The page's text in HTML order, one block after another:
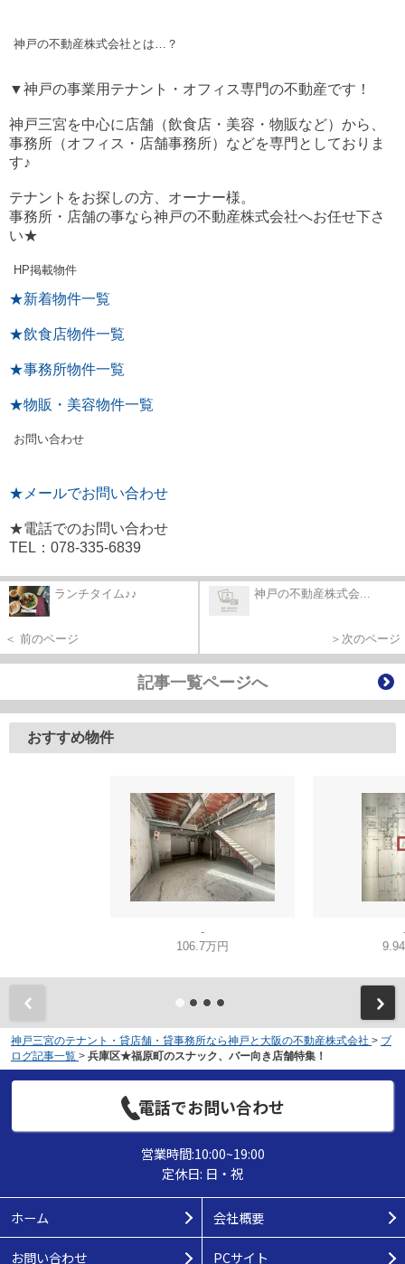
神戸の不動産株式会社とは…？
▼神戸の事業用テナント・オフィス専門の不動産です！
神戸三宮を中心に店舗（飲食店・美容・物販など）から、
事務所（オフィス・店舗事務所）などを専門としておりま
す♪
テナントをお探しの方、オーナー様。
事務所・店舗の事なら神戸の不動産株式会社へお任せ下さ
い★
HP掲載物件
★新着物件一覧
★飲食店物件一覧
★事務所物件一覧
★物販・美容物件一覧
お問い合わせ
★メールでお問い合わせ
★電話でのお問い合わせ
TEL：078-335-6839
ランチタイム♪♪
＜ 前のページ
神戸の不動産株式会...
＞次のページ
記事一覧ページへ
おすすめ物件
-
106.7万円
神戸三宮のテナント・貸店舗・貸事務所なら神戸と大阪の不動産株式会社 > ブ
ログ記事一覧 > 兵庫区★福原町のスナック、バー向き店舗特集！
電話でお問い合わせ
営業時間:10:00~19:00
定休日: 日・祝
ホーム 会社概要
お問い合わせ PCサイト